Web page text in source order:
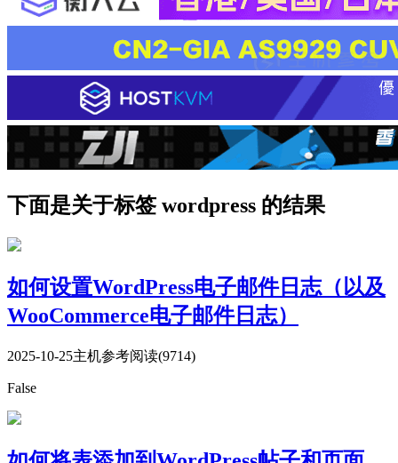
下面是关于标签 wordpress 的结果
如何设置WordPress电子邮件日志（以及
WooCommerce电子邮件日志）
2025-10-25主机参考阅读(9714)
False